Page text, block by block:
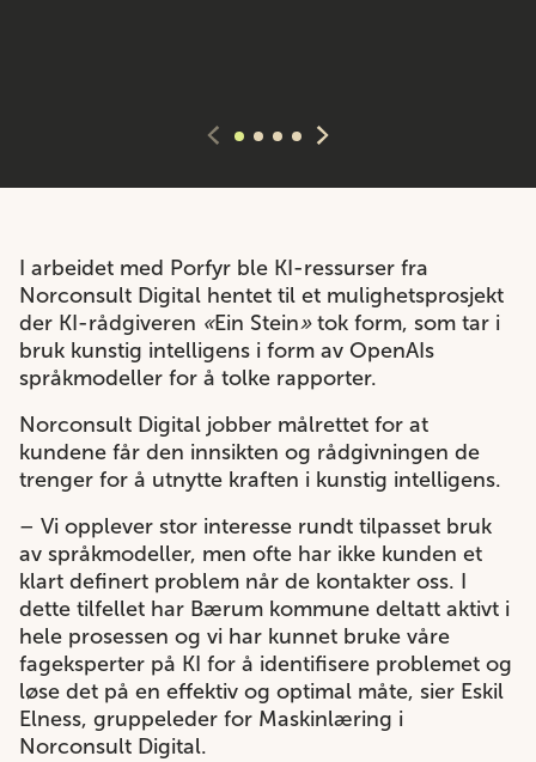
I arbeidet med Porfyr ble KI-ressurser fra
Norconsult Digital hentet til et mulighetsprosjekt
der KI-rådgiveren «Ein Stein»tok form, som tar i
bruk kunstig intelligens i form av OpenAIs
språkmodeller for å tolke rapporter.
Norconsult Digital jobber målrettet for at
kundene får den innsikten og rådgivningen de
trenger for å utnytte kraften i kunstig intelligens.
– Vi opplever stor interesse rundt tilpasset bruk
av språkmodeller, men ofte har ikke kunden et
klart definert problem når de kontakter oss. I
dette tilfellet har Bærum kommune deltatt aktivt i
hele prosessen og vi har kunnet bruke våre
fageksperter på KI for å identifisere problemet og
løse det på en effektiv og optimal måte, sier Eskil
Elness, gruppeleder for Maskinlæring i
Norconsult Digital.